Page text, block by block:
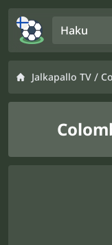
Jalkapallo TV /